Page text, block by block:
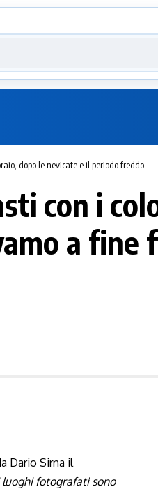
dopo le nevicate e il periodo freddo.
con i
a fine
Dario Sirna il
luoghi fotografati sono